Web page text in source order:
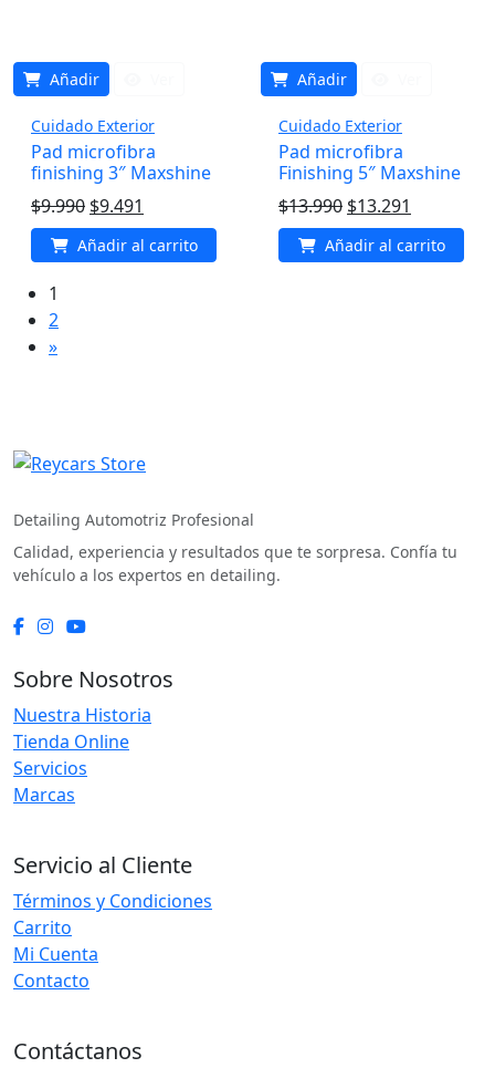
Añadir
Cuidado Exterior
Pad microfibra
finishing 3″ Maxshine
$9.990 El
precio
original
$9.491
precio
actual
Añadir al carrito
Añadir
Cuidado Exterior
Pad microfibra
Finishing 5″ Maxshine
$13.990 El
precio
original
$13.291
precio
actual
Añadir al carrito
1
2
»
Detailing Automotriz Profesional
Calidad, experiencia y resultados que te sorpresa. Confía tu
vehículo a los expertos en detailing.
Sobre Nosotros
Nuestra Historia
Tienda Online
Servicios
Marcas
Servicio al Cliente
Términos y Condiciones
Carrito
Mi Cuenta
Contacto
Contáctanos